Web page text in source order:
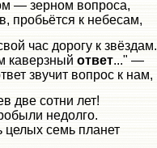
— зерном вопроса,
пробьётся к небесам,
час дорогу к звёздам.
каверзный ответ..." —
звучит вопрос к нам,
две сотни лет!
недолго.
целых семь планет